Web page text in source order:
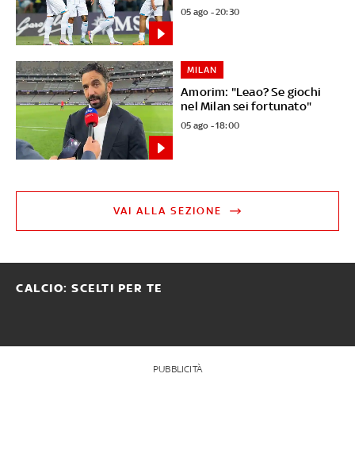
05 ago - 20:30
Amorim: "Leao? Se giochi
nel Milan sei fortunato"
MILAN
05 ago - 18:00
VAI ALLA SEZIONE
CALCIO: SCELTI PER TE
PUBBLICITÀ